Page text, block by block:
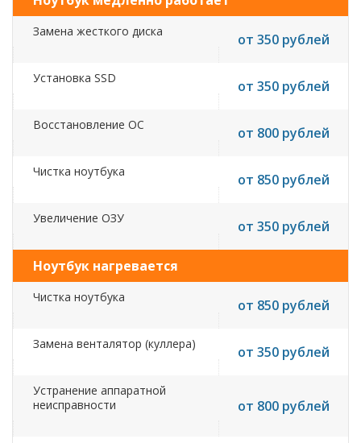
Замена жесткого диска от 350 рублей
Установка SSD от 350 рублей
Восстановление ОС от 800 рублей
Чистка ноутбука от 850 рублей
Увеличение ОЗУ от 350 рублей
Ноутбук нагревается
Чистка ноутбука от 850 рублей
Замена венталятор (куллера) от 350 рублей
Устранение аппаратной
неисправности
от 800 рублей